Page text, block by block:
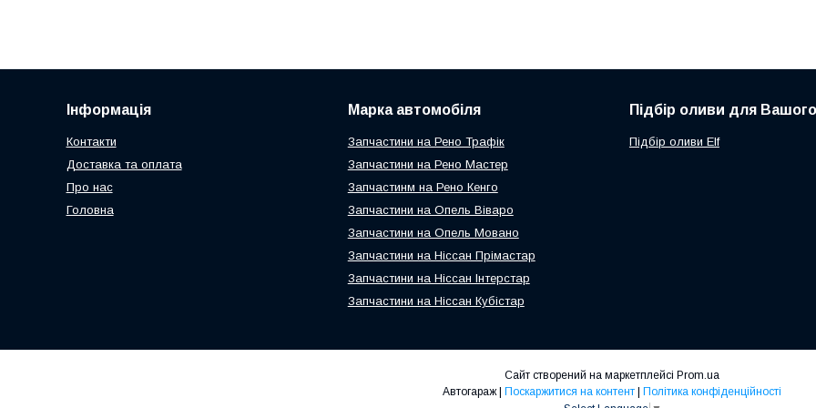
Інформація
Контакти
Доставка та оплата
Про нас
Головна
Марка автомобіля
Запчастини на Рено Трафік
Запчастини на Рено Мастер
Запчастинм на Рено Кенго
Запчастини на Опель Віваро
Запчастини на Опель Мовано
Запчастини на Ніссан Прімастар
Запчастини на Ніссан Інтерстар
Запчастини на Ніссан Кубістар
Підбір оливи для
Підбір оливи Elf
Сайт створений на маркетплейсі Prom.ua
Автогараж | Поскаржитися на контент | Політика конфіденційності